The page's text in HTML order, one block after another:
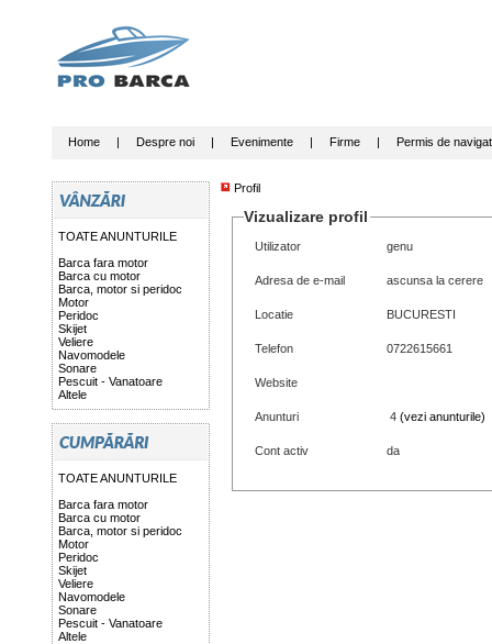
Home| Despre noi| Evenimente| Firme| Permis de
TOATE ANUNTURILE
Barca fara motor
Barca cu motor
Barca, motor si peridoc
Motor
Peridoc
Skijet
Veliere
Navomodele
Sonare
Pescuit - Vanatoare
Altele
TOATE ANUNTURILE
Barca fara motor
Barca cu motor
Barca, motor si peridoc
Motor
Peridoc
Skijet
Veliere
Navomodele
Sonare
Pescuit - Vanatoare
Altele
Profil
Vizualizare profil
Utilizator genu
Adresa de e-mail ascunsa la cerere
Locatie BUCURESTI
Telefon 0722615661
Website
Anunturi 4 (vezi anunturile)
Cont activ da